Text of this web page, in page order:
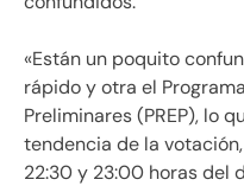
«Están un poquito
rápido y otra el
Preliminares (PREP), lo
tendencia de la
22:30 y 23:00 horas del